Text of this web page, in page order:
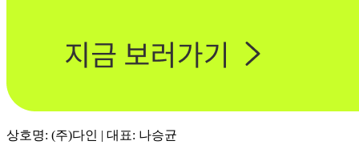
상호명: (주)다인 | 대표: 나승균